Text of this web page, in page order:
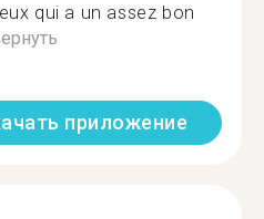
qui a un assez bon
приложение